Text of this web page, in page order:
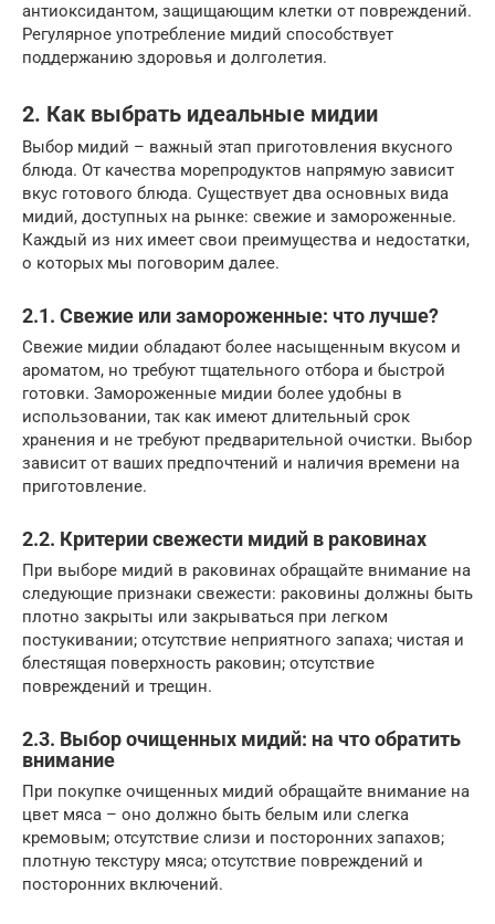
антиоксидантом, защищающим клетки от повреждений.
Регулярное употребление мидий способствует
поддержанию здоровья и долголетия.
2. Как выбрать идеальные мидии
Выбор мидий – важный этап приготовления вкусного
блюда. От качества морепродуктов напрямую зависит
вкус готового блюда. Существует два основных вида
мидий, доступных на рынке: свежие и замороженные.
Каждый из них имеет свои преимущества и недостатки,
о которых мы поговорим далее.
2.1. Свежие или замороженные: что лучше?
Свежие мидии обладают более насыщенным вкусом и
ароматом, но требуют тщательного отбора и быстрой
готовки. Замороженные мидии более удобны в
использовании, так как имеют длительный срок
хранения и не требуют предварительной очистки. Выбор
зависит от ваших предпочтений и наличия времени на
приготовление.
2.2. Критерии свежести мидий в раковинах
При выборе мидий в раковинах обращайте внимание на
следующие признаки свежести: раковины должны быть
плотно закрыты или закрываться при легком
постукивании; отсутствие неприятного запаха; чистая и
блестящая поверхность раковин; отсутствие
повреждений и трещин.
2.3. Выбор очищенных мидий: на что обратить
внимание
При покупке очищенных мидий обращайте внимание на
цвет мяса – оно должно быть белым или слегка
кремовым; отсутствие слизи и посторонних запахов;
плотную текстуру мяса; отсутствие повреждений и
посторонних включений.